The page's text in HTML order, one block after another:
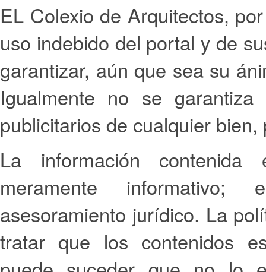
EL Colexio de Arquitectos,
uso indebido del portal y de
garantizar, aún que sea su
Igualmente no se
publicitarios de cualquier
La información
meramente
asesoramiento jurídico. La
tratar que los contenidos